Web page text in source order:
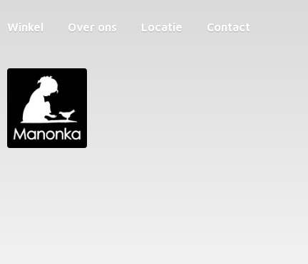
Winkel Over ons Locatie Contact